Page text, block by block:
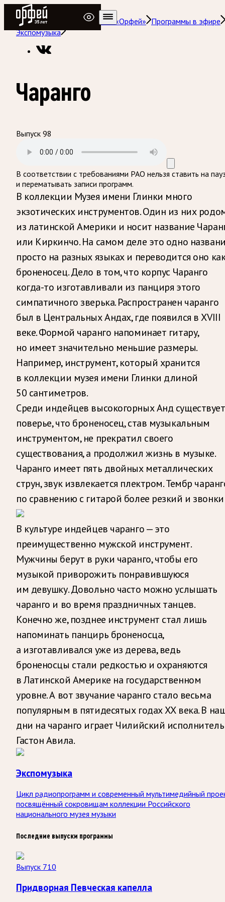
Радио Орфей
Радио классической музыки «Орфей» Программы в эфире
Экспомузыка
Чаранго
Выпуск 98
В соответствии с требованиями РАО нельзя ставить на
и перематывать записи программ.
В коллекции Музея имени Глинки много
экзотических инструментов. Один из них
из латинской Америки и носит название
или Киркинчо. На самом деле это одно
просто на разных языках и переводится оно
броненосец. Дело в том, что корпус Чаранго
когда-то изготавливали из панциря этого
симпатичного зверька. Распространен чаранго
был в Центральных Андах, где появился в XVIII
веке. Формой чаранго напоминает гитару,
но имеет значительно меньшие размеры.
Например, инструмент, который хранится
в коллекции музея имени Глинки длиной
50 сантиметров.
Среди индейцев высокогорных Анд существует
поверье, что броненосец, став музыкальным
инструментом, не прекратил своего
существования, а продолжил жизнь в музыке.
Чаранго имеет пять двойных металлических
струн, звук извлекается плектром. Тембр
по сравнению с гитарой более резкий и
В культуре индейцев чаранго — это
преимущественно мужской инструмент.
Мужчины берут в руки чаранго, чтобы его
музыкой приворожить понравившуюся
им девушку. Довольно часто можно услышать
чаранго и во время праздничных танцев.
Конечно же, позднее инструмент стал лишь
напоминать панцирь броненосца,
а изготавливался уже из дерева, ведь
броненосцы стали редкостью и охраняются
в Латинской Америке на государственном
уровне. А вот звучание чаранго стало весьма
популярным в пятидесятых годах ХХ века. В
дни на чаранго играет Чилийский исполнитель
Гастон Авила.
Экспомузыка
Цикл радиопрограмм и современный мультимедийный
посвящённый сокровищам коллекции Российского
национального музея музыки
Последние выпуски программы
Выпуск 710
Придворная Певческая капелла